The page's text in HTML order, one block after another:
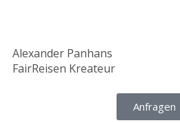
Alexander Panhans
FairReisen Kreateur
Anfragen